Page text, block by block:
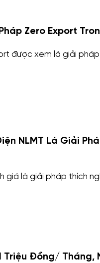
Zero Export
được xem là giải
NLMT Là Giải
giá là giải pháp thích
Triệu Đồng/ Tháng,